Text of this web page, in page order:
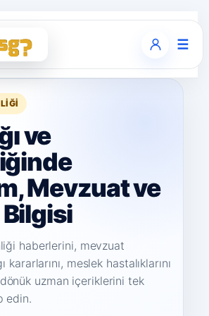
☰
ve
Mevzuat ve
haberlerini, mevzuat
kararlarını, meslek hastalıklarını
uzman içeriklerini tek
edin.